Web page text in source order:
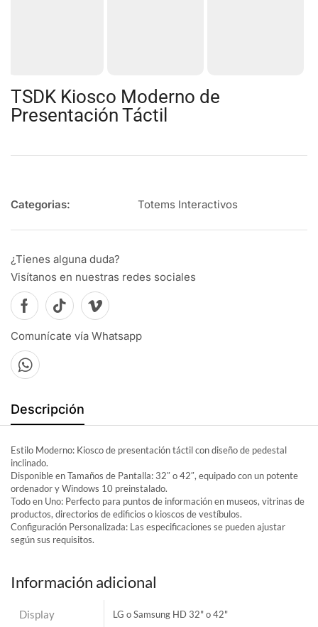
TSDK Kiosco Moderno de
Presentación Táctil
Totems Interactivos
¿Tienes alguna duda?
Visítanos en nuestras redes sociales
Comunícate vía Whatsapp
Descripción
Estilo Moderno: Kiosco de presentación táctil con diseño de pedestal
inclinado.
Disponible en Tamaños de Pantalla: 32″ o 42″, equipado con un potente
ordenador y Windows 10 preinstalado.
Todo en Uno: Perfecto para puntos de información en museos, vitrinas de
productos, directorios de edificios o kioscos de vestíbulos.
Configuración Personalizada: Las especificaciones se pueden ajustar
según sus requisitos.
Información adicional
Display LG o Samsung HD 32" o 42"